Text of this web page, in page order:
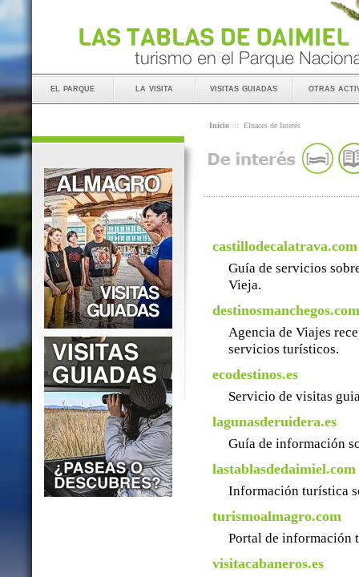
el parque la visita visitas guiadas otras
Inicio :: Elnaces de Interés
castillodecalatrava.com
Guía de servicios
Vieja.
destinosmanchegos.com
Agencia de Viajes
servicios turísticos.
ecodestinos.es
Servicio de visitas
lagunasderuidera.es
Guía de información
lastablasdedaimiel.com
Información turística
turismoalmagro.com
Portal de información
visitacabaneros.es